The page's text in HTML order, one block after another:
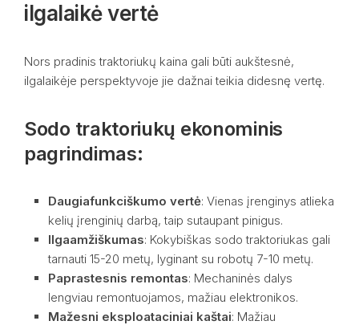
ilgalaikė vertė
Nors pradinis traktoriukų kaina gali būti aukštesnė,
ilgalaikėje perspektyvoje jie dažnai teikia didesnę vertę.
Sodo traktoriukų ekonominis
pagrindimas:
Daugiafunkciškumo vertė: Vienas įrenginys atlieka
kelių įrenginių darbą, taip sutaupant pinigus.
Ilgaamžiškumas: Kokybiškas sodo traktoriukas gali
tarnauti 15-20 metų, lyginant su robotų 7-10 metų.
Paprastesnis remontas: Mechaninės dalys
lengviau remontuojamos, mažiau elektronikos.
Mažesni eksploataciniai kaštai: Mažiau